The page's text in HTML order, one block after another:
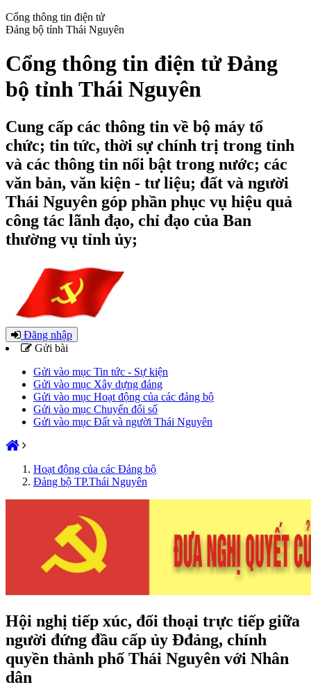
Cổng thông tin điện tử
Đảng bộ tỉnh Thái Nguyên
Cổng thông tin điện tử Đảng
bộ tỉnh Thái Nguyên
Cung cấp các thông tin về bộ máy tổ
chức; tin tức, thời sự chính trị trong tỉnh
và các thông tin nổi bật trong nước; các
văn bản, văn kiện - tư liệu; đất và người
Thái Nguyên góp phần phục vụ hiệu quả
công tác lãnh đạo, chỉ đạo của Ban
thường vụ tỉnh ủy;
Đăng nhập
Gửi bài
Gửi vào mục Tin tức - Sự kiện
Gửi vào mục Xây dựng đảng
Gửi vào mục Hoạt động của các đảng bộ
Gửi vào mục Chuyển đổi số
Gửi vào mục Đất và người Thái Nguyên
Hoạt động của các Đảng bộ
Đảng bộ TP.Thái Nguyên
Hội nghị tiếp xúc, đối thoại trực tiếp giữa
người đứng đầu cấp ủy Đđảng, chính
quyền thành phố Thái Nguyên với Nhân
dân